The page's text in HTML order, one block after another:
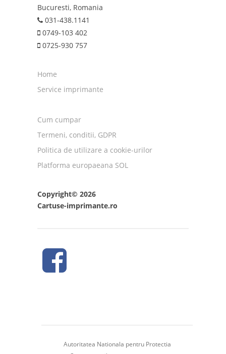
Bucuresti, Romania
031-438.1141
0749-103 402
0725-930 757
Home
Service imprimante
Cum cumpar
Termeni, conditii, GDPR
Politica de utilizare a cookie-urilor
Platforma europaeana SOL
Copyright© 2026
Cartuse-imprimante.ro
Autoritatea Nationala pentru Protectia